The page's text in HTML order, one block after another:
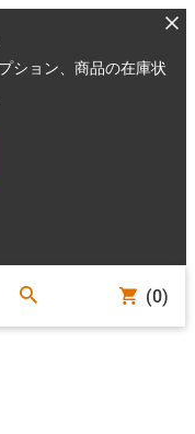
ション、商品の在庫状
(0)